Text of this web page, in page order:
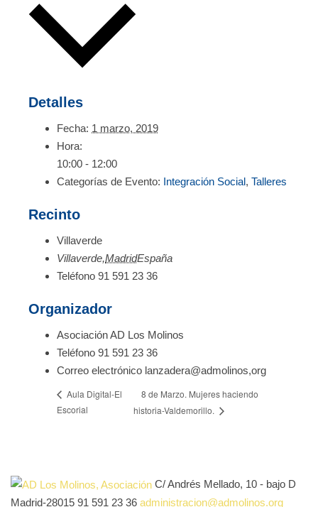
Detalles
Fecha: 1 marzo, 2019
Hora:
10:00 - 12:00
Categorías de Evento: Integración Social, Talleres
Recinto
Villaverde
Villaverde,MadridEspaña
Teléfono 91 591 23 36
Organizador
Asociación AD Los Molinos
Teléfono 91 591 23 36
Correo electrónico lanzadera@admolinos,org
Aula Digital-El
Escorial
8 de Marzo. Mujeres haciendo
historia-Valdemorillo.
C/ Andrés Mellado, 10 - bajo D
Madrid-28015 91 591 23 36 administracion@admolinos.org